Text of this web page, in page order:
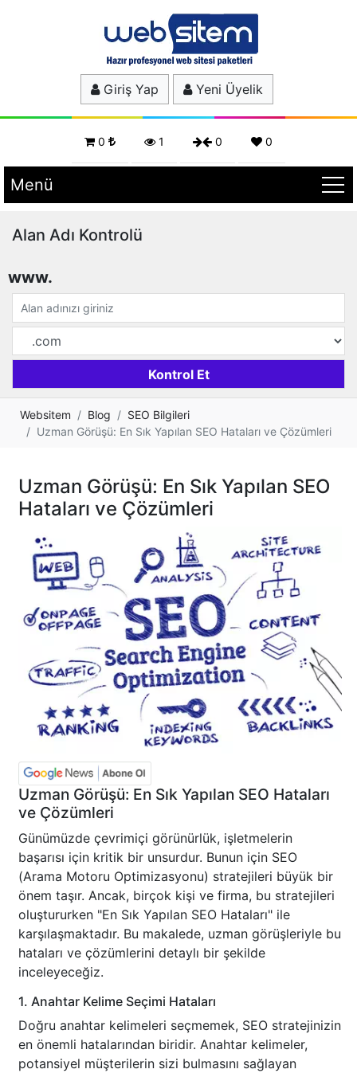
Giriş Yap Yeni Üyelik
0 1 0 0
Menü
Alan Adı Kontrolü
www.
Websitem Blog
SEO Bilgileri
Uzman Görüşü: En Sık Yapılan SEO Hataları ve Çözümleri
Uzman Görüşü: En Sık Yapılan SEO
Hataları ve Çözümleri
Uzman Görüşü: En Sık Yapılan SEO Hataları
ve Çözümleri
Günümüzde çevrimiçi görünürlük, işletmelerin
başarısı için kritik bir unsurdur. Bunun için SEO
(Arama Motoru Optimizasyonu) stratejileri büyük bir
önem taşır. Ancak, birçok kişi ve firma, bu stratejileri
oluştururken "En Sık Yapılan SEO Hataları" ile
karşılaşmaktadır. Bu makalede, uzman görüşleriyle bu
hataları ve çözümlerini detaylı bir şekilde
inceleyeceğiz.
1. Anahtar Kelime Seçimi Hataları
Doğru anahtar kelimeleri seçmemek, SEO stratejinizin
en önemli hatalarından biridir. Anahtar kelimeler,
potansiyel müşterilerin sizi bulmasını sağlayan